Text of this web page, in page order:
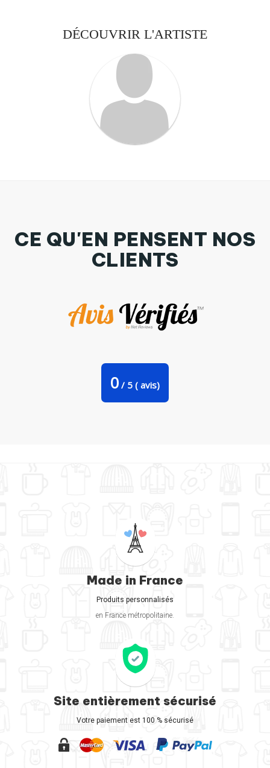
DÉCOUVRIR L'ARTISTE
CE QU'EN PENSENT NOS
CLIENTS
0 / 5 ( avis)
Made in France
Produits personnalisés
en France métropolitaine.
Site entièrement sécurisé
Votre paiement est 100 % sécurisé